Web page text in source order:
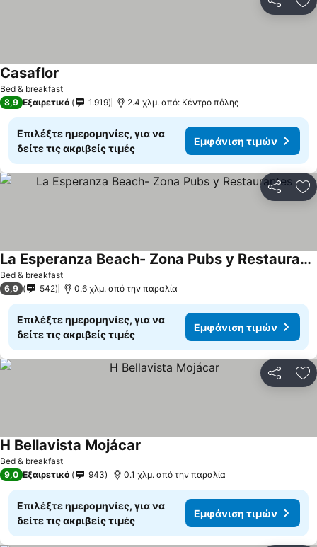
Bed & breakfast
Casaflor
8,9 Εξαιρετικό 1.919 2.4 χλμ. από: Κέντρο πόλης
Επιλέξτε ημερομηνίες, για να
δείτε τις ακριβείς τιμές
Εμφάνιση τιμών
Bed & breakfast
La Esperanza Beach- Zona Pubs y Restaurantes
6,9 542 0.6 χλμ. από την παραλία
Επιλέξτε ημερομηνίες, για να
δείτε τις ακριβείς τιμές
Εμφάνιση τιμών
Bed & breakfast
H Bellavista Mojácar
9,0 Εξαιρετικό 943 0.1 χλμ. από την παραλία
Επιλέξτε ημερομηνίες, για να
δείτε τις ακριβείς τιμές
Εμφάνιση τιμών